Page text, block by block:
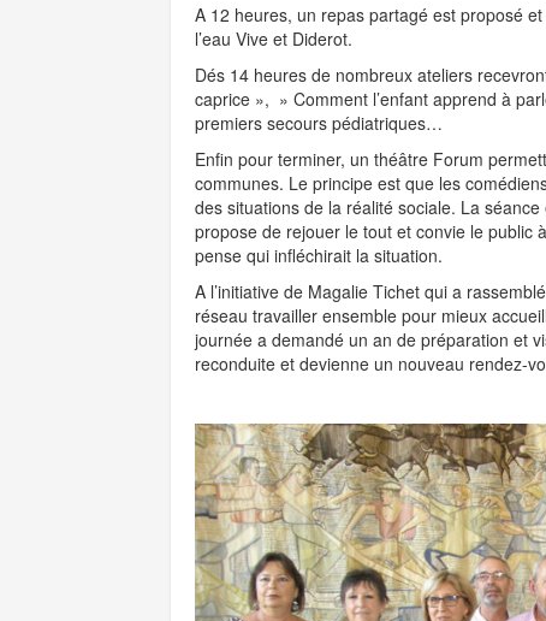
A 12 heures, un repas partagé est proposé
l’eau Vive et Diderot.
Dés 14 heures de nombreux ateliers
caprice », » Comment l’enfant apprend à
premiers secours pédiatriques…
Enfin pour terminer, un théâtre Forum
communes. Le principe est que les
des situations de la réalité sociale. La
propose de rejouer le tout et convie le public
pense qui infléchirait la situation.
A l’initiative de Magalie Tichet qui a
réseau travailler ensemble pour mieux
journée a demandé un an de préparation et
reconduite et devienne un nouveau rendez-